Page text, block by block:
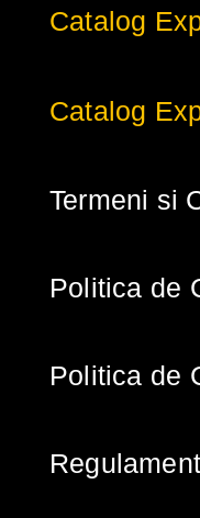
Catalog
Catalog
Termeni si
Politica de
Politica de
Regulament